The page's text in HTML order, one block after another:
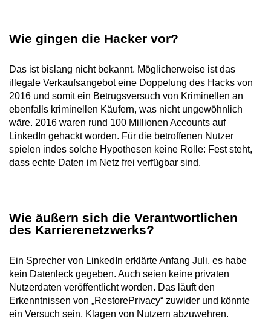
Wie gingen die Hacker vor?
Das ist bislang nicht bekannt. Möglicherweise ist das
illegale Verkaufsangebot eine Doppelung des Hacks von
2016 und somit ein Betrugsversuch von Kriminellen an
ebenfalls kriminellen Käufern, was nicht ungewöhnlich
wäre. 2016 waren rund 100 Millionen Accounts auf
LinkedIn gehackt worden. Für die betroffenen Nutzer
spielen indes solche Hypothesen keine Rolle: Fest steht,
dass echte Daten im Netz frei verfügbar sind.
Wie äußern sich die Verantwortlichen
des Karrierenetzwerks?
Ein Sprecher von LinkedIn erklärte Anfang Juli, es habe
kein Datenleck gegeben. Auch seien keine privaten
Nutzerdaten veröffentlicht worden. Das läuft den
Erkenntnissen von „RestorePrivacy“ zuwider und könnte
ein Versuch sein, Klagen von Nutzern abzuwehren.